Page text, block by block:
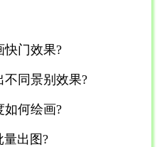
快门效果?
不同景别效果?
如何绘画?
量出图?